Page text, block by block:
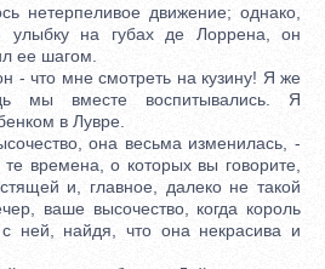
движение; однако,
улыбку на губах де Лоррена, он
ее шагом.
что мне смотреть на кузину! Я же
мы вместе воспитывались. Я
в Лувре.
она весьма изменилась, -
времена, о которых вы говорите,
и, главное, далеко не такой
ваше высочество, когда король
ней, найдя, что она некрасива и